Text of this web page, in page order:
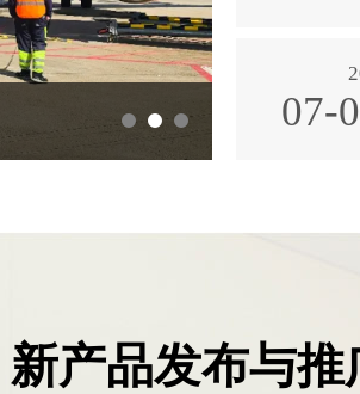
热烈庆祝中国共
07-
新产品发布与推